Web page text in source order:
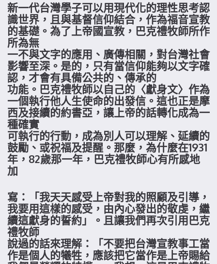
新一代台灣學子可以用現代化的理性思考認
識世界，且與基督信仰結合，作為福音宣教
的基礎。為了上帝國宣教，巴克禮牧師所作
所為無
一不與文字的應用、廣傳相關，對台灣社會
影響至深。是的，只有當信仰能夠以文字確
認，才會有具備公共的、傳承的
功能。巴克禮牧師以自己的〈獻身文〉作為
一個執行他人生使命的出發信。這也正是摩
西及接續的約書亞，讓上帝的話轉化成為一
種確實
可執行的行動，成為別人可以理解、延續的
鼓勵、或祝福及提醒。那麼，為什麼在1931
年，82歲那一年，巴克禮牧師心有所感地
加
寫：「我天天感受上帝對我的照顧及引導，
我要用這樣的感受，由內心發出的敬虔，繼
續這獻身的誓約」。且讓我們再次引用巴克
禮牧師
說過的話來理解：「不要把台灣宣教事工當
作是個人的犧牲，應該把它當作是上帝賜給